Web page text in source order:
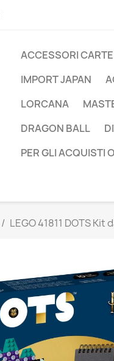
ACCESSORI
IMPORT JAPAN
LORCANA
DRAGON BALL
PER GLI ACQUISTI
LEGO 41811 DOTS